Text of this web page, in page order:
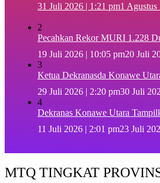
31 Juli 2026 | 1:21 pm1 Agustus
2
Pecahkan Rekor MURI 1.228
19 Juli 2026 | 10:05 pm20 Juli
3
Ketua Dekranasda Konawe
29 Juli 2026 | 2:20 pm30 Juli
4
Dekranas Konawe Utara
11 Juli 2026 | 2:01 pm23 Juli
MTQ TINGKAT